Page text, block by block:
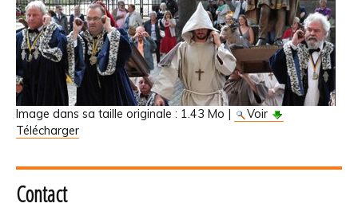
Image dans sa taille originale : 1.43 Mo |
Voir
Télécharger
Contact